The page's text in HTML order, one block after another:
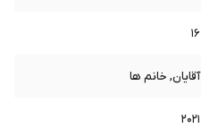
16
آقایان, خانم ها
2021